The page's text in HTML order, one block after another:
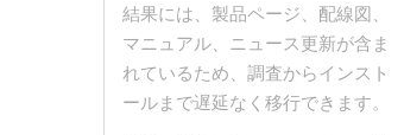
結果には、製品ページ、配線図、
マニュアル、ニュース更新が含ま
れているため、調査からインスト
ールまで遅延なく移行できます。